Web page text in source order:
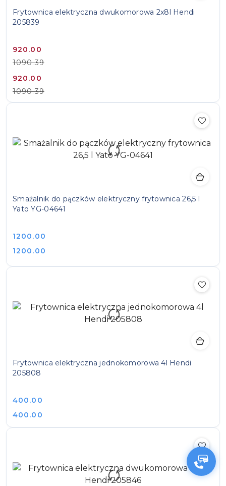
Frytownica elektryczna dwukomorowa 2x8l Hendi
205839
Cena
promocyjna:
920.00
Cena
przed
1090.39
Cena
promocyjna:
920.00
Cena
przed
promocją:
1090.39
Smażalnik do pączków elektryczny frytownica 26,5 l
Yato YG-04641
Cena:
1200.00
Cena:
1200.00
Frytownica elektryczna jednokomorowa 4l Hendi
205808
Cena:
400.00
Cena:
400.00